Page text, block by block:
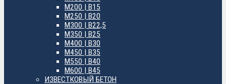
М200 | B15
М250 | B20
М300 | B22,5
М350 | B25
М400 | B30
М450 | B35
М550 | B40
М600 | B45
ИЗВЕСТКОВЫЙ БЕТОН